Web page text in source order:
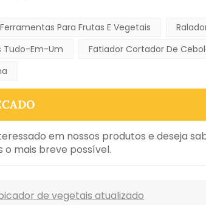
Ferramentas Para Frutas E Vegetais
Tudo-Em-Um
Fatiador Cortador De
em nossos produtos e deseja
o mais breve possível.
de vegetais atualizado